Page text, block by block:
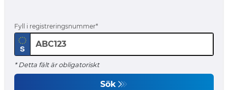
Fyll i registreringsnummer
* Detta fält är obligatoriskt
Sök